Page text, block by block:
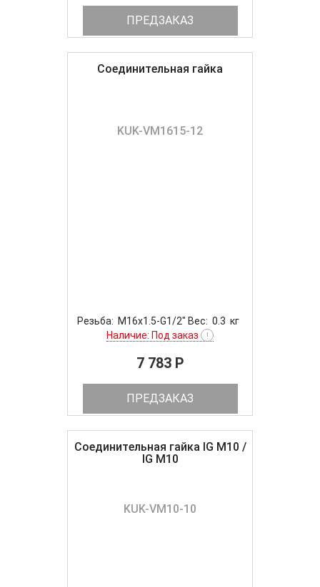
ПРЕДЗАКАЗ
Соединительная гайка
KUK-VM1615-12
Резьба: M16x1.5-G1/2" Вес: 0.3 кг
Наличие: Под заказ
!
7 783 P
ПРЕДЗАКАЗ
Соединительная гайка IG M10 /
IG M10
KUK-VM10-10